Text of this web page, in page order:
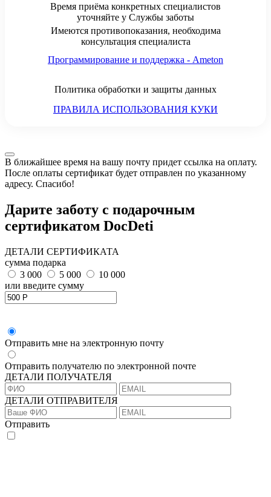
Время приёма конкретных специалистов
уточняйте у Службы заботы
Имеются противопоказания, необходима
консультация специалиста
Программирование и поддержка - Ameton
Политика обработки и защиты данных
ПРАВИЛА ИСПОЛЬЗОВАНИЯ КУКИ
В ближайшее время на вашу почту придет ссылка на оплату.
После оплаты сертификат будет отправлен по указанному
адресу. Спасибо!
Дарите заботу с подарочным
сертификатом DocDeti
ДЕТАЛИ СЕРТИФИКАТА
сумма подарка
3 000
5 000
10 000
или введите сумму
Отправить мне на электронную почту
Отправить получателю по электронной почте
ДЕТАЛИ ПОЛУЧАТЕЛЯ
ДЕТАЛИ ОТПРАВИТЕЛЯ
Отправить